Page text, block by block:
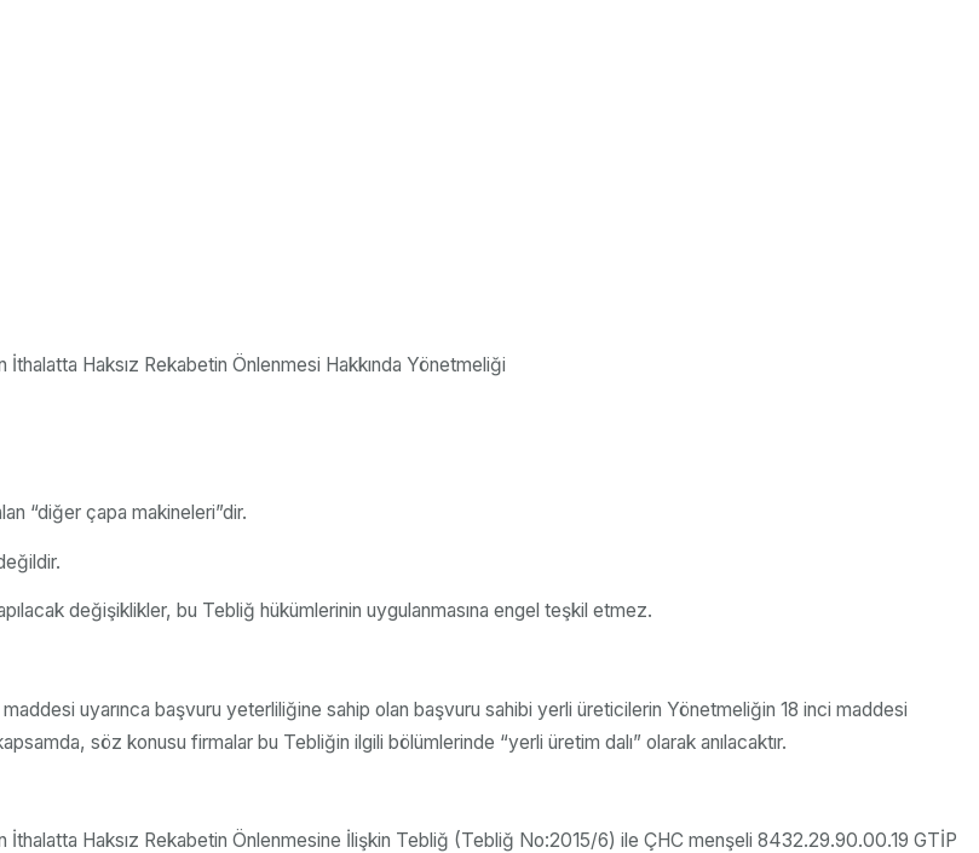
Haksız Rekabetin Önlenmesi Hakkında Yönetmeliği
“diğer çapa makineleri”dir.
değişiklikler, bu Tebliğ hükümlerinin uygulanmasına engel teşkil etmez.
uyarınca başvuru yeterliliğine sahip olan başvuru sahibi yerli üreticilerin Yönetmeliğin 18 inci maddesi
söz konusu firmalar bu Tebliğin ilgili bölümlerinde “yerli üretim dalı” olarak anılacaktır.
İthalatta Haksız Rekabetin Önlenmesine İlişkin Tebliğ (Tebliğ No:2015/6) ile ÇHC menşeli 8432.29.90.00.19 GTİP